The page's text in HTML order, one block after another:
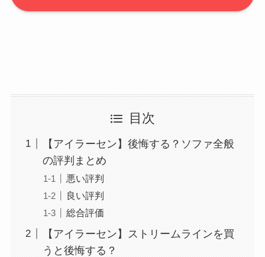
目次
【アイラーセン】後悔する？ソファ全般
の評判まとめ
悪い評判
良い評判
総合評価
【アイラーセン】ストリームラインを買
うと後悔する？